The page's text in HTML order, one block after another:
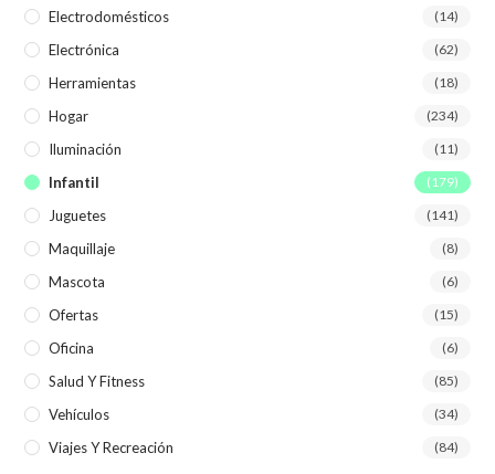
Electrodomésticos (14)
Electrónica (62)
Herramientas (18)
Hogar (234)
Iluminación (11)
Infantil (179)
Juguetes (141)
Maquillaje (8)
Mascota (6)
Ofertas (15)
Oficina (6)
Salud Y Fitness (85)
Vehículos (34)
Viajes Y Recreación (84)